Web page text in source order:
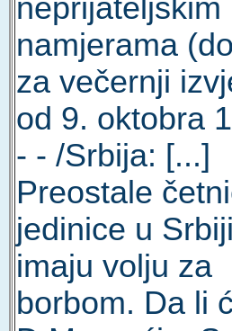
neprijateljskim
namjerama
za večernji
od 9. oktobra
- - /Srbija: [...]
Preostale
jedinice u
imaju volju za
borbom. Da li